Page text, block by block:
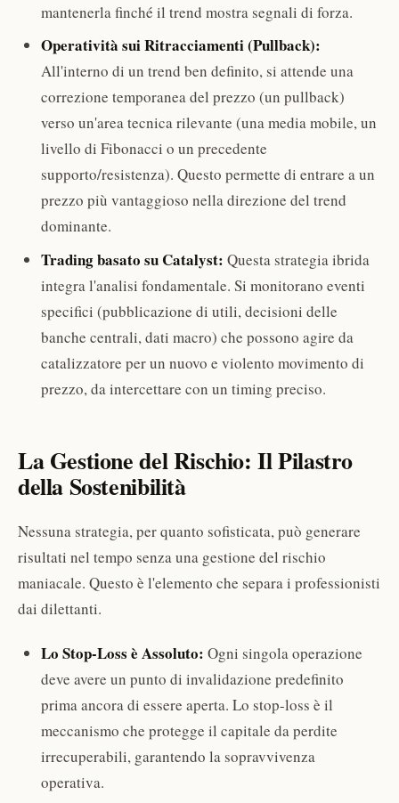
mantenerla finché il trend mostra segnali di forza.
Operatività sui Ritracciamenti (Pullback):
All'interno di un trend ben definito, si attende una
correzione temporanea del prezzo (un pullback)
verso un'area tecnica rilevante (una media mobile, un
livello di Fibonacci o un precedente
supporto/resistenza). Questo permette di entrare a un
prezzo più vantaggioso nella direzione del trend
dominante.
Trading basato su Catalyst: Questa strategia ibrida
integra l'analisi fondamentale. Si monitorano eventi
specifici (pubblicazione di utili, decisioni delle
banche centrali, dati macro) che possono agire da
catalizzatore per un nuovo e violento movimento di
prezzo, da intercettare con un timing preciso.
La Gestione del Rischio: Il Pilastro
della Sostenibilità
Nessuna strategia, per quanto sofisticata, può generare
risultati nel tempo senza una gestione del rischio
maniacale. Questo è l'elemento che separa i professionisti
dai dilettanti.
Lo Stop-Loss è Assoluto: Ogni singola operazione
deve avere un punto di invalidazione predefinito
prima ancora di essere aperta. Lo stop-loss è il
meccanismo che protegge il capitale da perdite
irrecuperabili, garantendo la sopravvivenza
operativa.